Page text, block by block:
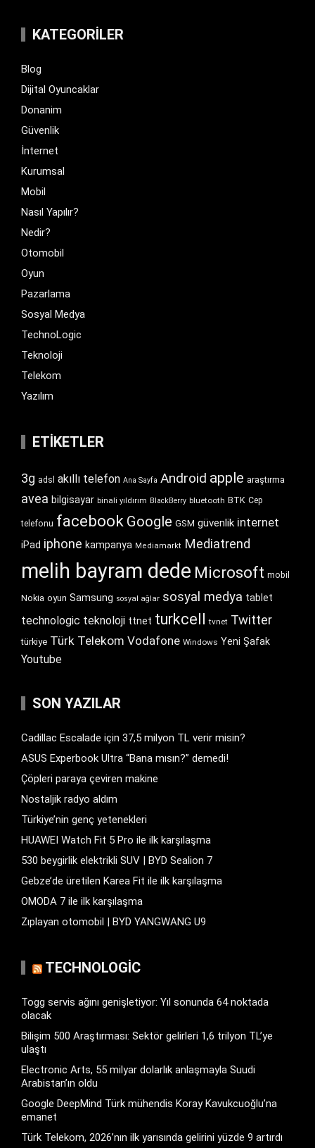
KATEGORILER
Blog
Dijital Oyuncaklar
Donanim
Güvenlik
İnternet
Kurumsal
Mobil
Nasıl Yapılır?
Nedir?
Otomobil
Oyun
Pazarlama
Sosyal Medya
TechnoLogic
Teknoloji
Telekom
Yazılım
ETIKETLER
3g adsl akıllı telefon Ana Sayfa Android apple araştırma
avea bilgisayar binali yıldırım BlackBerry bluetooth BTK Cep
telefonu facebook Google GSM güvenlik internet
iPad iphone kampanya Mediamarkt Mediatrend
melih bayram dede Microsoft mobil
Nokia oyun Samsung sosyal ağlar sosyal medya tablet
technologic teknoloji ttnet turkcell tvnet Twitter
türkiye Türk Telekom Vodafone Windows Yeni Şafak
Youtube
SON YAZILAR
Cadillac Escalade için 37,5 milyon TL verir misin?
ASUS Experbook Ultra “Bana mısın?” demedi!
Çöpleri paraya çeviren makine
Nostaljik radyo aldım
Türkiye’nin genç yetenekleri
HUAWEI Watch Fit 5 Pro ile ilk karşılaşma
530 beygirlik elektrikli SUV | BYD Sealion 7
Gebze’de üretilen Karea Fit ile ilk karşılaşma
OMODA 7 ile ilk karşılaşma
Zıplayan otomobil | BYD YANGWANG U9
TECHNOLOGIC
Togg servis ağını genişletiyor: Yıl sonunda 64 noktada
olacak
Bilişim 500 Araştırması: Sektör gelirleri 1,6 trilyon TL’ye
ulaştı
Electronic Arts, 55 milyar dolarlık anlaşmayla Suudi
Arabistan’ın oldu
Google DeepMind Türk mühendis Koray Kavukcuoğlu’na
emanet
Türk Telekom, 2026’nın ilk yarısında gelirini yüzde 9 artırdı